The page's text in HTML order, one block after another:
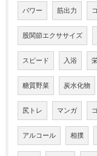
パワー 筋出力
股関節エクササイズ
スピード 入浴
糖質野菜 炭水化物
尻トレ マンガ
アルコール 相撲